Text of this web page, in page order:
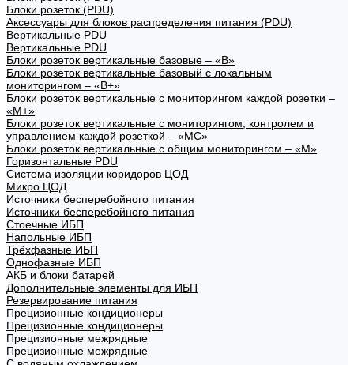
Блоки розеток (PDU)
Аксессуары для блоков распределения питания (PDU)
Вертикальные PDU
Вертикальные PDU
Блоки розеток вертикальные базовые – «В»
Блоки розеток вертикальные базовый с локальным
мониторингом – «В+»
Блоки розеток вертикальные с мониторингом каждой розетки –
«М+»
Блоки розеток вертикальные с мониторингом, контролем и
управлением каждой розеткой – «МС»
Блоки розеток вертикальные с общим мониторингом – «М»
Горизонтальные PDU
Система изоляции коридоров ЦОД
Микро ЦОД
Источники бесперебойного питания
Источники бесперебойного питания
Стоечные ИБП
Напольные ИБП
Трёхфазные ИБП
Однофазные ИБП
АКБ и блоки батарей
Дополнительные элементы для ИБП
Резервирование питания
Прецизионные кондиционеры
Прецизионные кондиционеры
Прецизионные межрядные
Прецизионные межрядные